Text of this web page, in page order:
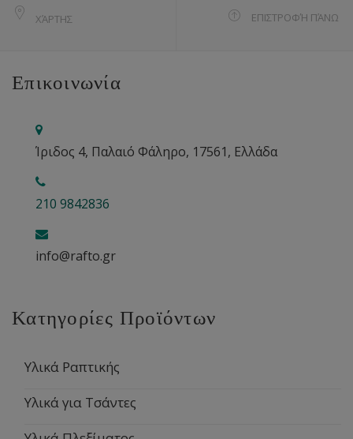
ΧΆΡΤΗΣ ΕΠΙΣΤΡΟΦΉ ΠΆΝΩ
Επικοινωνία
Ίριδος 4, Παλαιό Φάληρο, 17561, Ελλάδα
210 9842836
info@rafto.gr
Κατηγορίες Προϊόντων
Υλικά Ραπτικής
Υλικά για Τσάντες